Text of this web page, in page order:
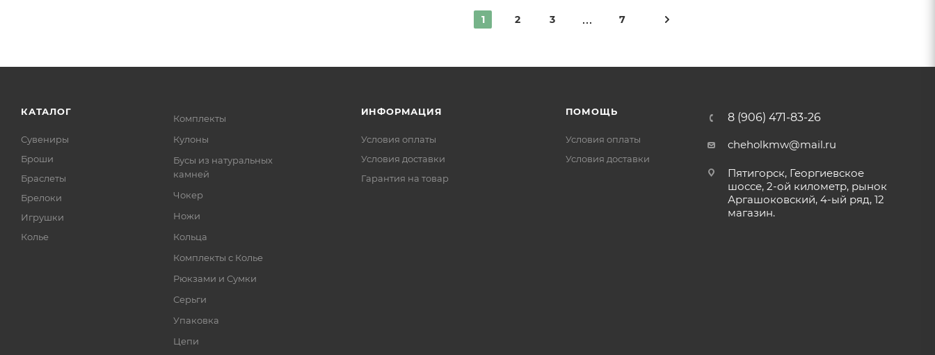
1 2 3 7
КАТАЛОГ
Сувениры
Броши
Браслеты
Брелоки
Игрушки
Колье
Комплекты
Кулоны
Бусы из натуральных
камней
Чокер
Ножи
Кольца
Комплекты с Колье
Рюкзами и Сумки
Серьги
Упаковка
Цепи
ИНФОРМАЦИЯ
Условия оплаты
Условия доставки
Гарантия на товар
ПОМОЩЬ
Условия оплаты
Условия доставки
8 (906) 471-83-26
cheholkmw@mail.ru
Пятигорск, Георгиевское
шоссе, 2-ой километр, рынок
Аргашоковский, 4-ый ряд, 12
магазин.